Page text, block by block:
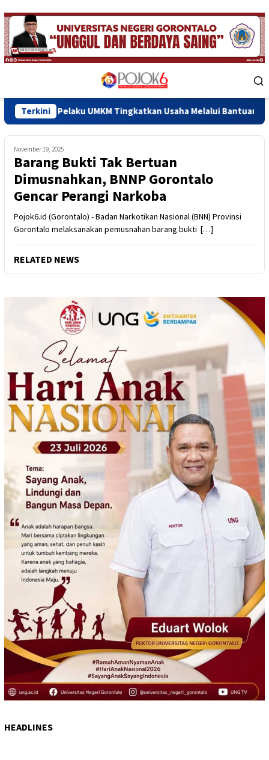
Skip
to
content
Menu
Terkini
UMKM Tingkatkan Usaha Melalui Bantuan Modal
November 19, 2025
Barang Bukti Tak Bertuan
Dimusnahkan, BNNP Gorontalo
Gencar Perangi Narkoba
Pojok6.id (Gorontalo) - Badan Narkotikan Nasional (BNN) Provinsi
Gorontalo melaksanakan pemusnahan barang bukti […]
RELATED NEWS
HEADLINES